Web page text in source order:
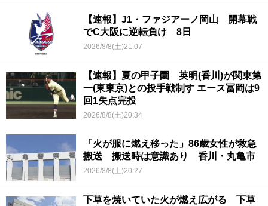
【速報】J1・ファジアーノ岡山 開幕戦
でC大阪に逆転負け 8日
2026/8/8(土)21:07
【速報】夏の甲子園 英明(香川)が関東第
一(東東京)との投手戦制す エース冨岡は9
回1失点完投
2026/8/8(土)20:34
「火が服に燃え移った」86歳女性が救急
搬送 搬送時は意識あり 香川・丸亀市
2026/8/8(土)20:27
下草を焼いていた火が燃え広がる 下草